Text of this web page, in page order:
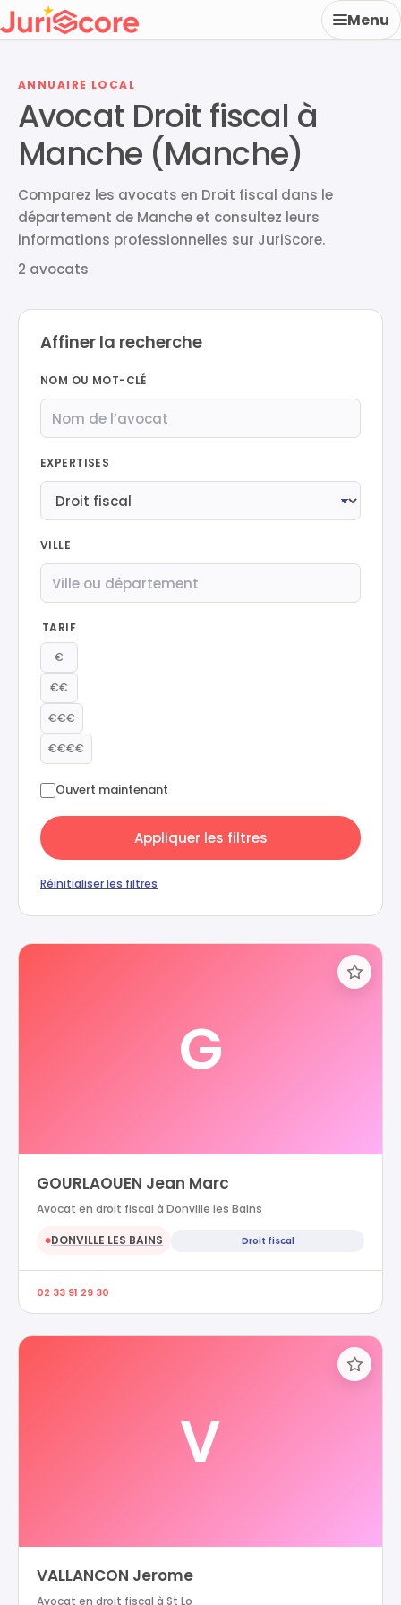
Menu
ANNUAIRE LOCAL
Avocat Droit fiscal à
Manche (Manche)
Comparez les avocats en Droit fiscal dans le
département de Manche et consultez leurs
informations professionnelles sur JuriScore.
2 avocats
Affiner la recherche
NOM OU MOT-CLÉ
EXPERTISES
VILLE
TARIF
€
€€
€€€
€€€€
Ouvert maintenant
Appliquer les filtres
Réinitialiser les filtres
G
GOURLAOUEN Jean Marc
Avocat en droit fiscal à Donville les Bains
●DONVILLE LES BAINS Droit fiscal
02 33 91 29 30
V
VALLANCON Jerome
Avocat en droit fiscal à St Lo